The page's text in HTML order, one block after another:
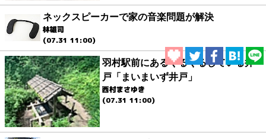
ネックスピーカーで家の音楽問題が解決
林雄司
(07.31 11:00)
羽村駅前にあるぐるぐるしている井
戸「まいまいず井戸」
西村まさゆき
(07.31 11:00)